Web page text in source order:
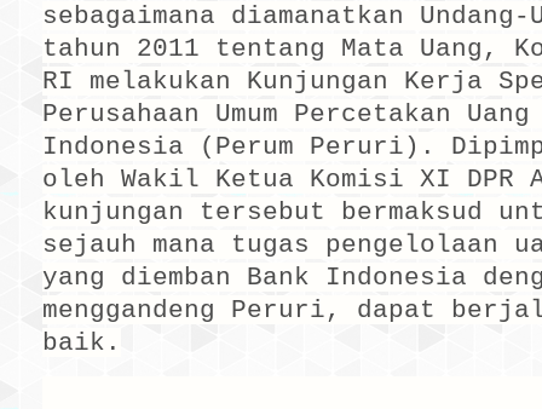
sebagaimana diamanatkan Undang-
tahun 2011 tentang Mata Uang,
RI melakukan Kunjungan Kerja
Perusahaan Umum Percetakan
Indonesia (Perum Peruri).
oleh Wakil Ketua Komisi XI DPR
kunjungan tersebut bermaksud
sejauh mana tugas pengelolaan
yang diemban Bank Indonesia
menggandeng Peruri, dapat
baik.